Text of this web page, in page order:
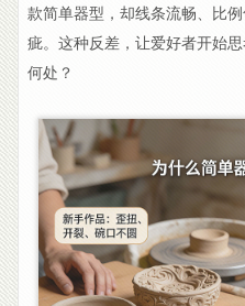
款简单器型，却线条流畅、比
疵。这种反差，让爱好者开始
何处？